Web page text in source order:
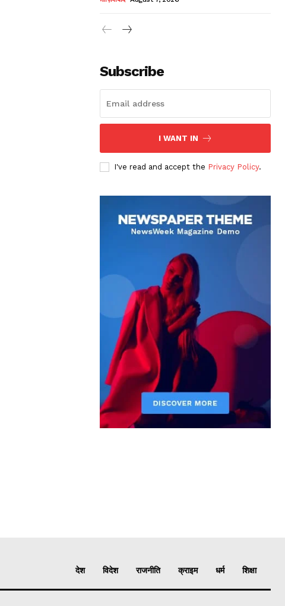
Subscribe
I WANT IN
I've read and accept the Privacy Policy.
देश विदेश राजनीति क्राइम धर्म शिक्षा